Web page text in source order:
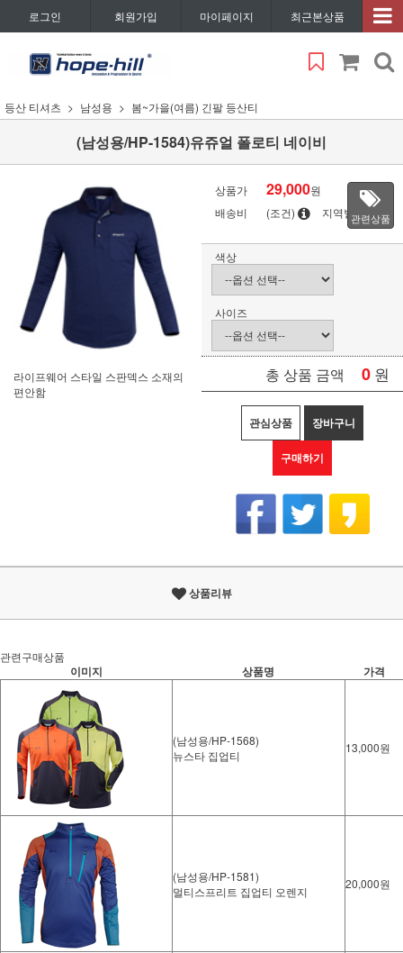
로그인 회원가입 마이페이지 최근본상품
등산 티셔츠 남성용 봄~가을(여름) 긴팔 등산티
(남성용/HP-1584)유쥬얼 폴로티 네이비
라이프웨어 스타일 스판덱스 소재의
편안함
상품가 29,000원
배송비
(조건) 지역별관련상품
색상
사이즈
총 상품 금액 0 원
관심상품 장바구니
구매하기
상품리뷰
관련구매상품
이미지 상품명 가격
(남성용/HP-1568)
뉴스타 집업티
13,000원
(남성용/HP-1581)
멀티스프리트 집업티 오렌지
20,000원